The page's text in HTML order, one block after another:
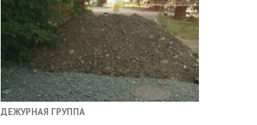
ДЕЖУРНАЯ ГРУППА